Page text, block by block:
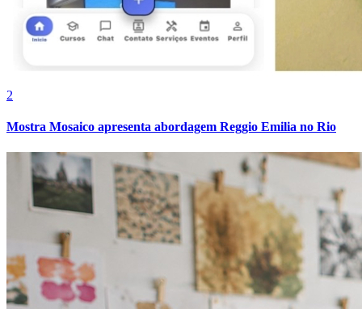
2
Mostra Mosaico apresenta abordagem Reggio Emilia no Rio